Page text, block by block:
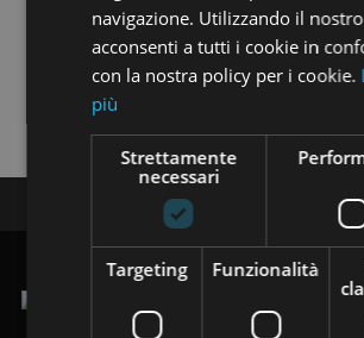
Trovi i nostri annunci
navigazione. Utilizzando il
acconsenti a tutti i cookie in
con la nostra policy per i cookie.
più
Strettamente
necessari
Targeting Funzionalità